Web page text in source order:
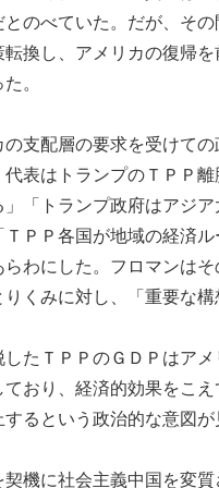
とのべていた。だが、そ
転換し、アメリカの復帰
。
支配層の要求を受けて
表はトランプのＴＰＰ
「トランプ政府はアジ
ＰＰ各国が地域の経済
らわにした。フロマンは
りくみに対し、「重要な
たＴＰＰのＧＤＰはア
おり、経済的効果をこ
るという政治的な意図が
機に社会主義中国を変